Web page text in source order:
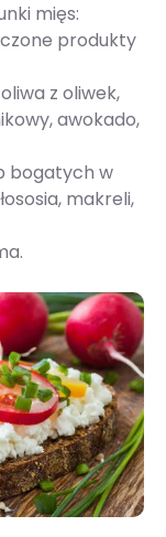
mięs:
produkty
z oliwek,
awokado,
bogatych w
makreli,